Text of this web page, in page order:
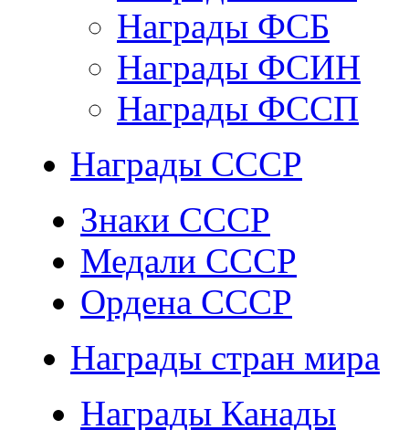
Награды ФСБ
Награды ФСИН
Награды ФССП
Награды СССР
Знаки СССР
Медали СССР
Ордена СССР
Награды стран мира
Награды Канады